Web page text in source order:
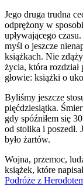
Jego druga trudna
odprężony w
upływającego
myśl o jeszcze
książkach. Nie
życia, która rozdział
głowie: książki o
Byliśmy jeszcze
pięćdziesiątka.
gdy spóźniłem się
od stolika i poszedł.
było żartów.
Wojna, przemoc,
książek, które
Podróże z